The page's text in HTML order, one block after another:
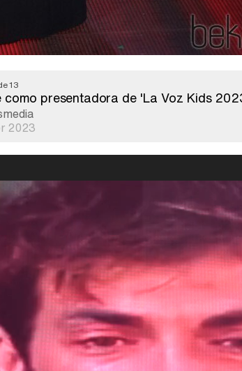
13
presentadora de 'La Voz Kids
2023